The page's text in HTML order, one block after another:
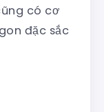
có cơ
đặc sắc